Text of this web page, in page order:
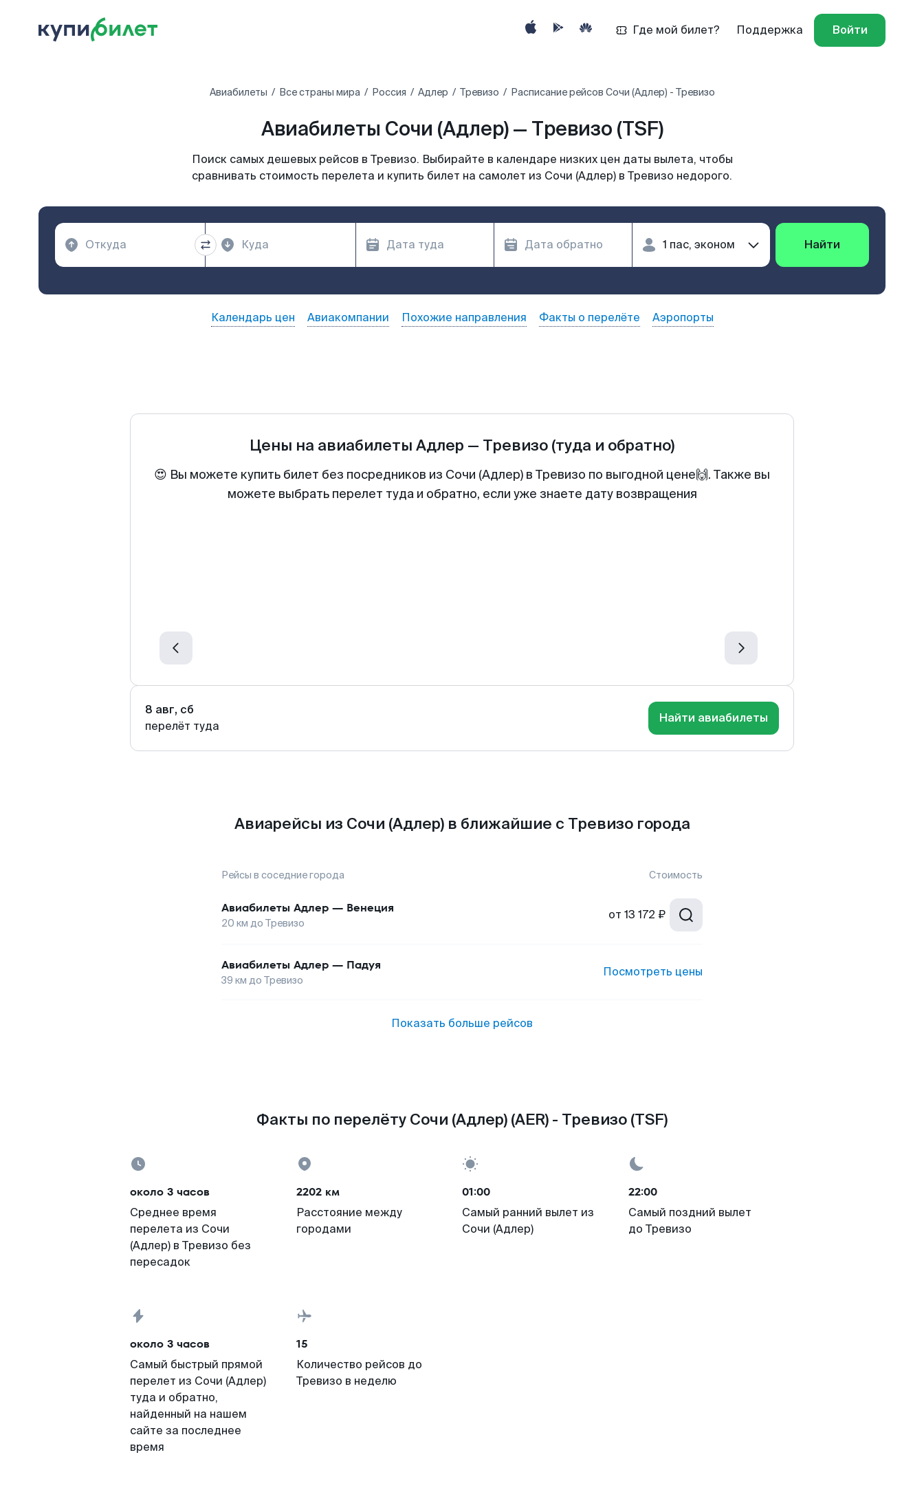
Где мой билет? Поддержка Войти
Авиабилеты Все страны мира Россия Адлер Тревизо Расписание рейсов Сочи (Адлер) - Тревизо
Авиабилеты Сочи (Адлер) — Тревизо (TSF)
Поиск самых дешевых рейсов в Тревизо. Выбирайте в календаре низких цен даты вылета, чтобы
сравнивать стоимость перелета и купить билет на самолет из Сочи (Адлер) в Тревизо недорого.
Найти
Календарь цен Авиакомпании Похожие направления Факты о перелёте Аэропорты
Цены на авиабилеты Адлер — Тревизо (туда и обратно)
😍 Вы можете купить билет без посредников из Сочи (Адлер) в Тревизо по выгодной цене🙌. Также вы
можете выбрать перелет туда и обратно, если уже знаете дату возвращения
8 авг, сб
перелёт туда
Найти авиабилеты
Авиарейсы из Сочи (Адлер) в ближайшие с Тревизо города
Рейсы в соседние города Стоимость
Авиабилеты Адлер — Венеция
20 км до Тревизо
от 13 172 ₽
Авиабилеты Адлер — Падуя
39 км до Тревизо
Посмотреть цены
Показать больше рейсов
Факты по перелёту Сочи (Адлер) (AER) - Тревизо (TSF)
около 3 часов
Среднее время
перелета из Сочи
(Адлер) в Тревизо без
пересадок
2202 км
Расстояние между
городами
01:00
Самый ранний вылет из
Сочи (Адлер)
22:00
Самый поздний вылет
до Тревизо
около 3 часов
Самый быстрый прямой
перелет из Сочи (Адлер)
туда и обратно,
найденный на нашем
сайте за последнее
время
15
Количество рейсов до
Тревизо в неделю